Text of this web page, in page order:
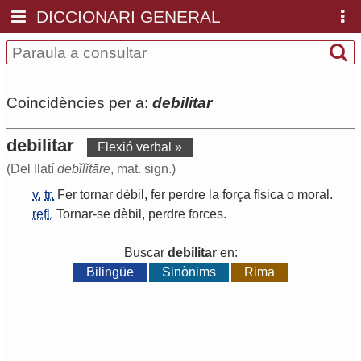
DICCIONARI GENERAL
Coincidències per a: debilitar
debilitar
Flexió verbal »
(Del llatí debĭlĭtāre, mat. sign.)
v. tr. Fer tornar dèbil , fer perdre la força física o moral .
refl. Tornar-se dèbil , perdre forces.
Buscar debilitaren:
Bilingüe
Sinònims Rima